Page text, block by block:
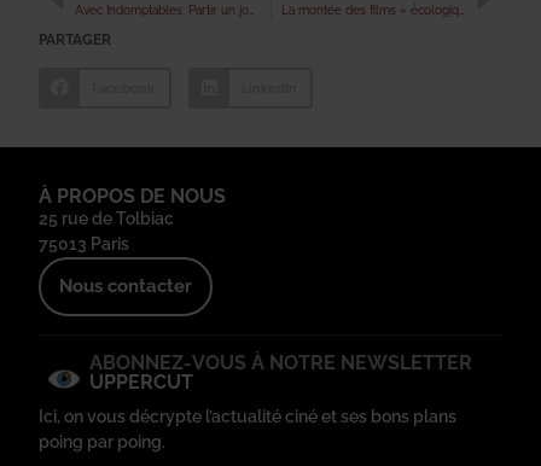
La montée des films « écologiques » dans le cinéma français : quand le 7e art se met au vert
PARTAGER
À PROPOS DE NOUS
25 rue de Tolbiac
75013 Paris
Nous contacter
ABONNEZ-VOUS À NOTRE NEWSLETTER
UPPERCUT
Ici, on vous décrypte l’actualité ciné et ses bons plans
poing par poing.